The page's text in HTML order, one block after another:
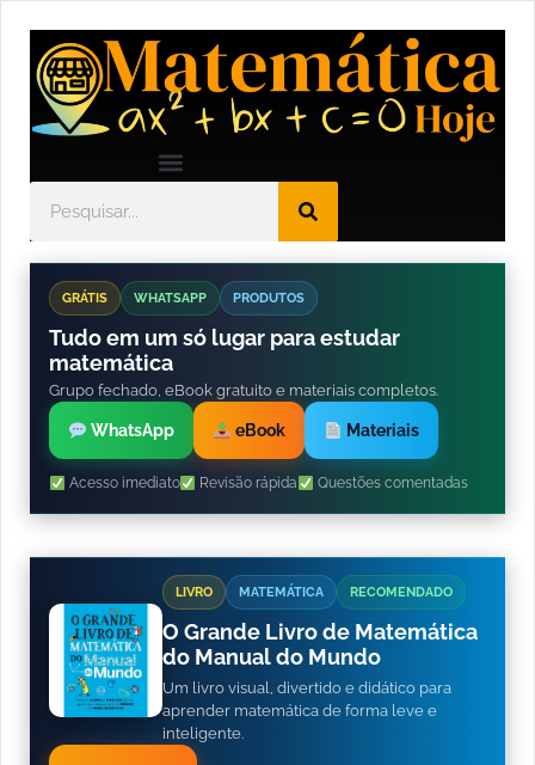
GRÁTIS WHATSAPP PRODUTOS
Tudo em um só lugar para estudar
matemática
Grupo fechado, eBook gratuito e materiais completos.
WhatsApp eBook Materiais
Acesso imediato Revisão rápida Questões comentadas
LIVRO MATEMÁTICA RECOMENDADO
O Grande Livro de Matemática
do Manual do Mundo
Um livro visual, divertido e didático para
aprender matemática de forma leve e
inteligente.